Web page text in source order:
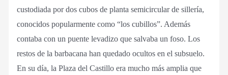
custodiada por dos cubos de planta semicircular de sillería,
conocidos popularmente como “los cubillos”. Además
contaba con un puente levadizo que salvaba un foso. Los
restos de la barbacana han quedado ocultos en el subsuelo.
En su día, la Plaza del Castillo era mucho más amplia que